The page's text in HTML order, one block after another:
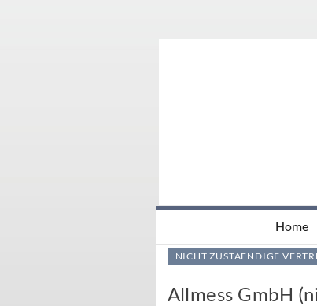
IV
WILLKOMMEN
Home
NICHT ZUSTAENDIGE
Allmess GmbH